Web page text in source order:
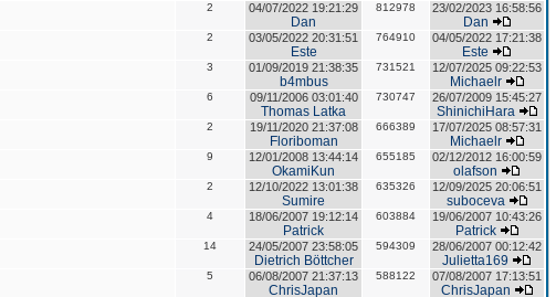
2 04/07/2022 19:21:29
Dan
812978 23/02/2023 16:58:56
Dan
2 03/05/2022 20:31:51
Este
764910 04/05/2022 17:21:38
Este
3 01/09/2019 21:38:35
b4mbus
731521 12/07/2025 09:22:53
Michaelr
6 09/11/2006 03:01:40
Thomas Latka
730747 26/07/2009 15:45:27
ShinichiHara
2 19/11/2020 21:37:08
Floriboman
666389 17/07/2025 08:57:31
Michaelr
9 12/01/2008 13:44:14
OkamiKun
655185 02/12/2012 16:00:59
olafson
2 12/10/2022 13:01:38
Sumire
635326 12/09/2025 20:06:51
suboceva
4 18/06/2007 19:12:14
Patrick
603884 19/06/2007 10:43:26
Patrick
14 24/05/2007 23:58:05
Dietrich Böttcher
594309 28/06/2007 00:12:42
Julietta169
5 06/08/2007 21:37:13
ChrisJapan
588122 07/08/2007 17:13:51
ChrisJapan